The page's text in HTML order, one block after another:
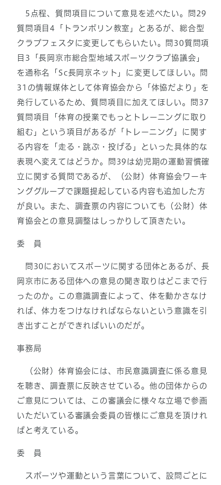
5点程、質問項目について意見を述べたい。問29
質問項目4「トランポリン教室」とあるが、総合型
クラブフェスタに変更してもらいたい。問30質問項
目3「長岡京市総合型地域スポーツクラブ協議会」
を通称名「Sc長岡京ネット」に変更してほしい。問
31の情報媒体として体育協会から「体協だより」を
発行しているため、質問項目に加えてほしい。問37
質問項目「体育の授業でもっとトレーニングに取り
組む」という項目があるが「トレーニング」に関す
る内容を「走る・跳ぶ・投げる」といった具体的な
表現へ変えてはどうか。問39は幼児期の運動習慣確
立に関する質問であるが、（公財）体育協会ワーキ
ンググループで課題提起している内容も追加した方
が良い。また、調査票の内容についても（公財）体
育協会との意見調整はしっかりして頂きたい。
委 員
問30においてスポーツに関する団体とあるが、長
岡京市にある団体への意見の聞き取りはどこまで行
ったのか。この意識調査によって、体を動かさなけ
れば、体力をつけなければならないという意識を引
き出すことができればいいのだが。
事務局
（公財）体育協会には、市民意識調査に係る意見
を聴き、調査票に反映させている。他の団体からの
ご意見については、この審議会に様々な立場で参画
いただいている審議会委員の皆様にご意見を頂けれ
ばと考えている。
委 員
スポーツや運動という言葉について、設問ごとに